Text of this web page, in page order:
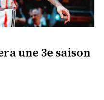
une 3e saison